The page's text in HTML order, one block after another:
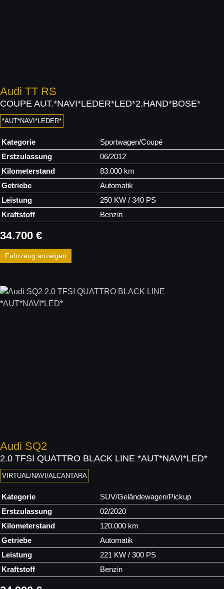
Audi TT RS
COUPE AUT.*NAVI*LEDER*LED*2.HAND*BOSE*
*AUT*NAVI*LEDER*
Kategorie
Sportwagen/Coupé
Erstzulassung
06/2012
Kilometerstand
83.000 km
Getriebe
Automatik
Leistung
250 KW / 340 PS
Kraftstoff
Benzin
34.700 €
Fahrzeug anzeigen
Audi SQ2
2.0 TFSI QUATTRO BLACK LINE *AUT*NAVI*LED*
VIRTUAL/NAVI/ALCANTARA
Kategorie
SUV/Geländewagen/Pickup
Erstzulassung
02/2020
Kilometerstand
120.000 km
Getriebe
Automatik
Leistung
221 KW / 300 PS
Kraftstoff
Benzin